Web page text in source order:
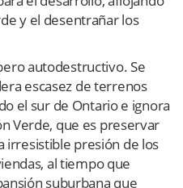
y el desentrañar los
autodestructivo. Se
escasez de terrenos
el sur de Ontario e ignora
Verde, que es preservar
irresistible presión de los
al tiempo que
suburbana que